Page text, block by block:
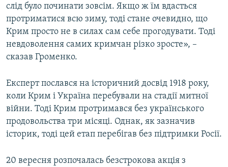
слід було починати зовсім. Якщо ж їм вдасться
протриматися всю зиму, тоді стане очевидно, що
Крим просто не в силах сам себе прогодувати. Тоді
невдоволення самих кримчан різко зросте», –
сказав Громенко.
Експерт послався на історичний досвід 1918 року,
коли Крим і Україна перебували на стадії митної
війни. Тоді Крим протримався без українського
продовольства три місяці. Однак, як зазначив
історик, тоді цей етап перебігав без підтримки Росії.
20 вересня розпочалась безстрокова акція з